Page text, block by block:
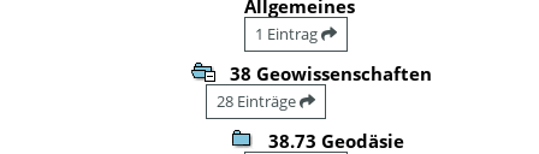
Allgemeines
1 Eintrag
38 Geowissenschaften
28 Einträge
38.73 Geodäsie